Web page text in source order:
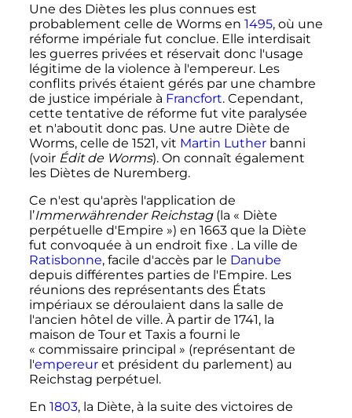
Une des Diètes les plus connues est
probablement celle de Worms en 1495, où une
réforme impériale fut conclue. Elle interdisait
les guerres privées et réservait donc l'usage
légitime de la violence à l'empereur. Les
conflits privés étaient gérés par une chambre
de justice impériale à Francfort. Cependant,
cette tentative de réforme fut vite paralysée
et n'aboutit donc pas. Une autre Diète de
Worms, celle de 1521, vit Martin Lutherbanni
(voir Édit de Worms). On connaît également
les Diètes de Nuremberg.
Ce n'est qu'après l'application de
l’Immerwährender Reichstag(la « Diète
perpétuelle d'Empire ») en 1663 que la Diète
fut convoquée à un endroit fixe . La ville de
Ratisbonne, facile d'accès par le Danube
depuis différentes parties de l'Empire. Les
réunions des représentants des États
impériaux se déroulaient dans la salle de
l'ancien hôtel de ville. À partir de 1741, la
maison de Tour et Taxis a fourni le
« commissaire principal » (représentant de
l'empereuret président du parlement) au
Reichstag perpétuel.
En 1803, la Diète, à la suite des victoires de